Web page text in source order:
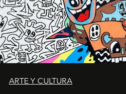
ARTE Y CULTURA